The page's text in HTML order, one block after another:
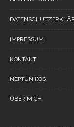
IMPRESSUM
KONTAKT
NEPTUN KOS
ÜBER MICH